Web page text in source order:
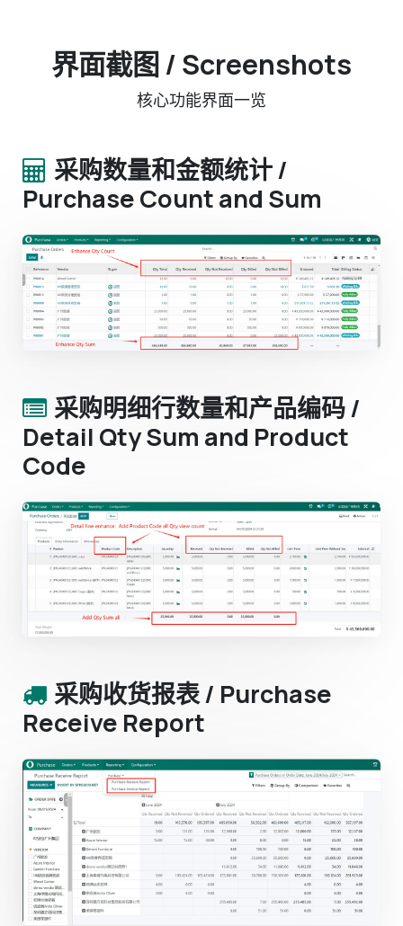
界面截图 / Screenshots
核心功能界面一览
采购数量和金额统计 /
Purchase Count and Sum
采购明细行数量和产品编码 /
Detail Qty Sum and Product
Code
采购收货报表 / Purchase
Receive Report